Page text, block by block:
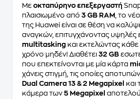
Με οκταπύρηνο επεξεργαστή
πλαισιωμένο από 3 GB RAM , το
της Huawei είναι σε θέση να
αναγκών, επιτυγχάνοντας υψηλές
multitasking και εκτελώντας κάθε
χρόνο μηδέν! Διαθέτει 32 GB
που επεκτείνονται με μία κάρτα
χάνεις στιγμή, τις οποίες
Dual Camera 13 & 2 Megapixel και
κάμερα των 5 Megapixel